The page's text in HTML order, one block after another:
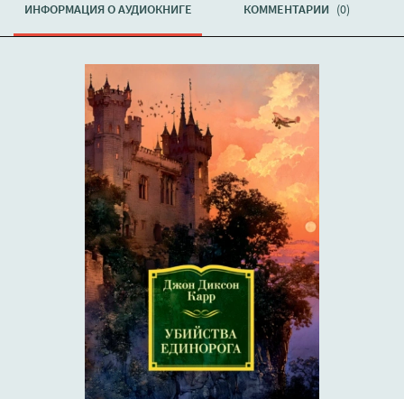
ИНФОРМАЦИЯ О АУДИОКНИГЕ КОММЕНТАРИИ (0)